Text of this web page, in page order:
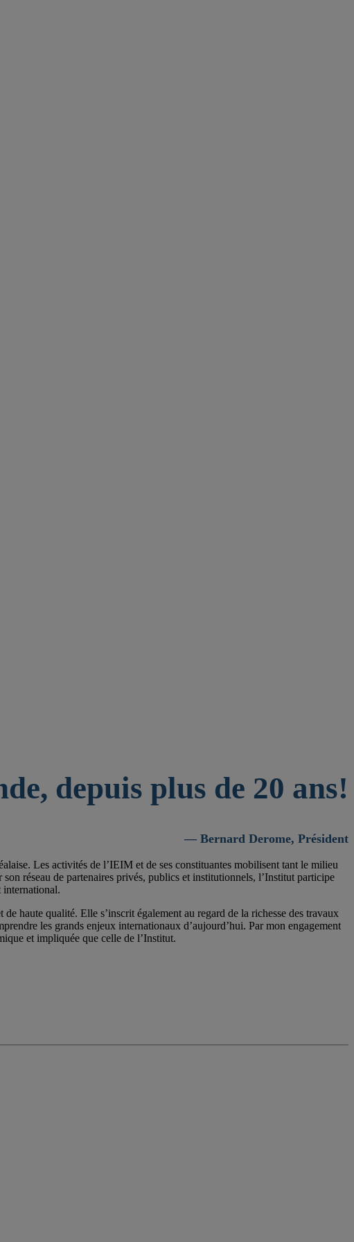
depuis plus de 20 ans!
— Bernard Derome, Président
Les activités de l’IEIM et de ses constituantes mobilisent tant le milieu
réseau de partenaires privés, publics et institutionnels, l’Institut participe
international.
haute qualité. Elle s’inscrit également au regard de la richesse des travaux
les grands enjeux internationaux d’aujourd’hui. Par mon engagement
et impliquée que celle de l’Institut.